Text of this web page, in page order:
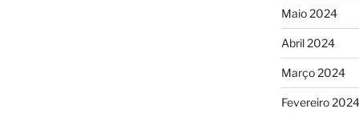
Maio 2024
Abril 2024
Março 2024
Fevereiro 2024